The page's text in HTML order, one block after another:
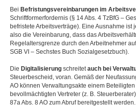
Bei Befristungsvereinbarungen im
Schriftformerfordernis (§ 14 Abs. 4 TzBfG –
befristete Arbeitsverträge). Eine Ausnahme ist
also die Vereinbarung, dass das
Regelaltersgrenze durch den Arbeitnehmer
SGB VI – Sechstes Buch Sozialgesetzbuch).
Die Digitalisierung schreitetauch bei
Steuerbescheid, voran. Gemäß der
AO können Verwaltungsakte einem
bevollmächtigten Vertreter (z. B.
87a Abs. 8 AO zum Abruf bereitgestellt